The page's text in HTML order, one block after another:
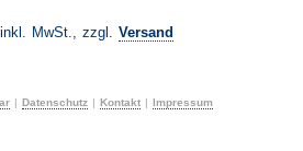
MwSt., zzgl. Versand
| Datenschutz | Kontakt | Impressum